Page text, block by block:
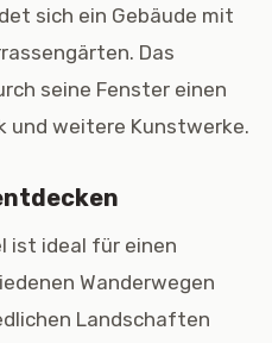
sich ein Gebäude mit
Das
seine Fenster einen
und weitere Kunstwerke.
ist ideal für einen
Wanderwegen
Landschaften